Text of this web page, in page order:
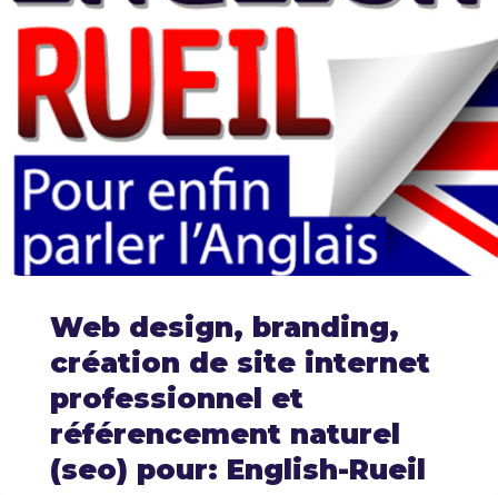
Web design, branding,
création de site internet
professionnel et
référencement naturel
(seo) pour: English-Rueil